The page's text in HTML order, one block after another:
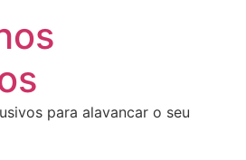
para alavancar o seu